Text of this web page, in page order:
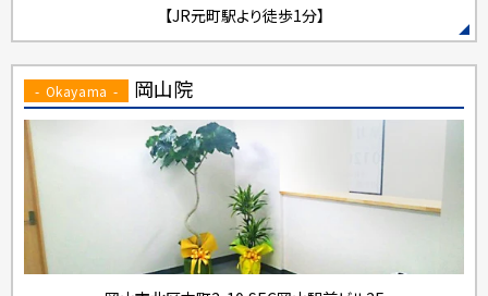
【JR元町駅より徒歩1分】
- Okayama - 岡山院